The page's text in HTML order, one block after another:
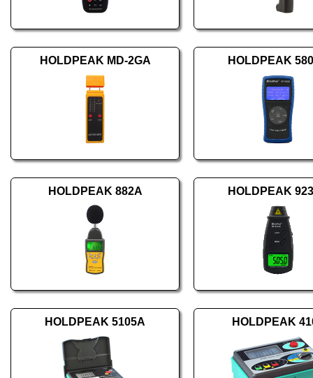
HOLDPEAK MD-2GA HOLDPEAK
HOLDPEAK 882A HOLDPEAK
HOLDPEAK 5105A HOLDPEAK